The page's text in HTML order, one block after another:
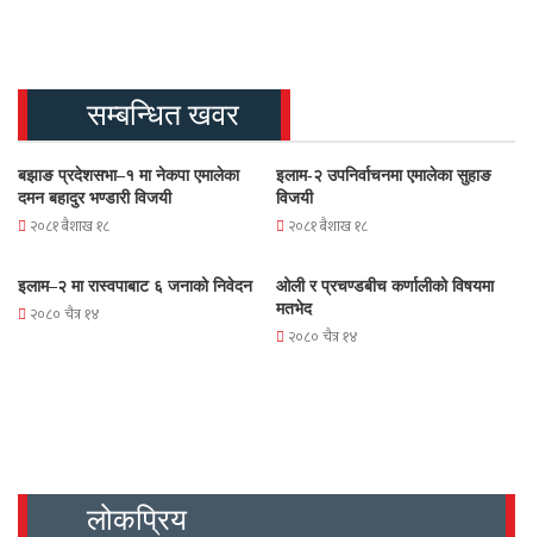
सम्बन्धित खवर
बझाङ प्रदेशसभा–१ मा नेकपा एमालेका
दमन बहादुर भण्डारी विजयी
२०८१ बैशाख १८
इलाम-२ उपनिर्वाचनमा एमालेका सुहाङ
विजयी
२०८१ बैशाख १८
इलाम–२ मा रास्वपाबाट ६ जनाको निवेदन
२०८० चैत्र १४
ओली र प्रचण्डबीच कर्णालीको विषयमा
मतभेद
२०८० चैत्र १४
लोकप्रिय